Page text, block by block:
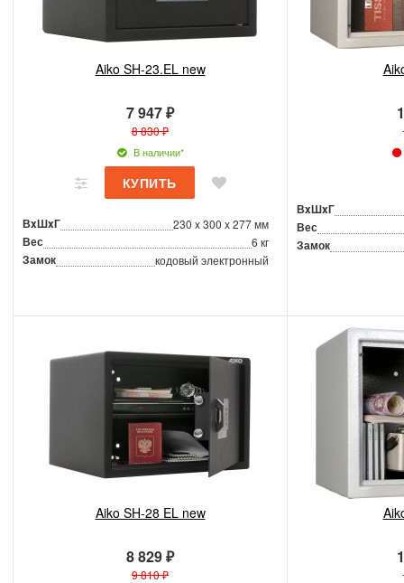
Aiko SH-23.EL new
7 947 ₽
8 830 ₽
В наличии*
ВxШxГ 230 x 300 x 277 мм
Вес 6 кг
Замок кодовый электронный
ВxШxГ
Вес
Замок
Aiko SH-28 EL new
8 829 ₽
9 810 ₽